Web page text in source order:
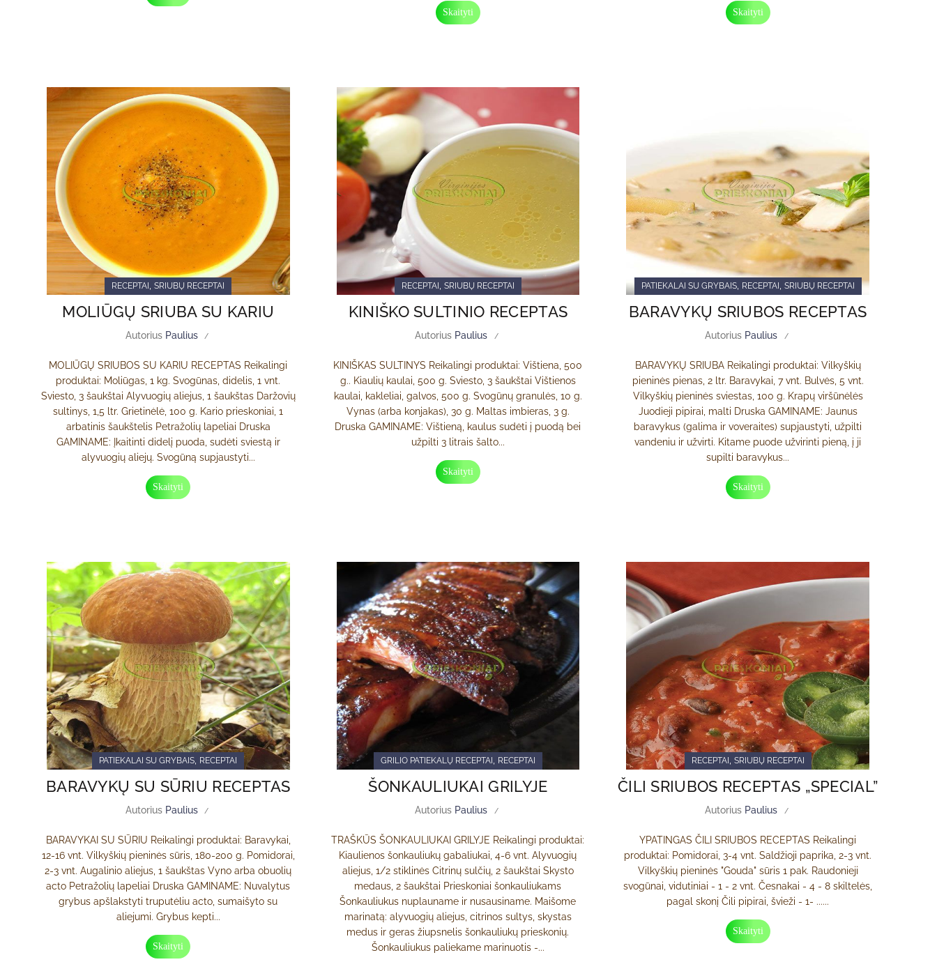
Skaityti Skaityti
RECEPTAI ,SRIUBŲ RECEPTAI
MOLIŪGŲ SRIUBA SU KARIU
Autorius Paulius
MOLIŪGŲ SRIUBOS SU KARIU RECEPTAS Reikalingi
produktai: Moliūgas, 1 kg. Svogūnas, didelis, 1 vnt.
Sviesto, 3 šaukštai Alyvuogių aliejus, 1 šaukštas Daržovių
sultinys, 1,5 ltr. Grietinėlė, 100 g. Kario prieskoniai, 1
arbatinis šaukštelis Petražolių lapeliai Druska
GAMINAME: Įkaitinti didelį puoda, sudėti sviestą ir
alyvuogių aliejų. Svogūną supjaustyti...
Skaityti
RECEPTAI SRIUBŲ RECEPTAI
KINIŠKO SULTINIO RECEPTAS
Autorius Paulius
KINIŠKAS SULTINYS Reikalingi produktai: Vištiena, 500
g.. Kiaulių kaulai, 500 g. Sviesto, 3 šaukštai Vištienos
kaulai, kakleliai, galvos, 500 g. Svogūnų granulės, 10 g.
Vynas (arba konjakas), 30 g. Maltas imbieras, 3 g.
Druska GAMINAME: Vištieną, kaulus sudėti į puodą bei
užpilti 3 litrais šalto...
Skaityti
PATIEKALAI SU GRYBAIS, RECEPTAI SRIUBŲ RECEPTAI
BARAVYKŲ SRIUBOS RECEPTAS
Autorius Paulius
BARAVYKŲ SRIUBA Reikalingi produktai: Vilkyškių
pieninės pienas, 2 ltr. Baravykai, 7 vnt. Bulvės, 5 vnt.
Vilkyškių pieninės sviestas, 100 g. Krapų viršūnėlės
Juodieji pipirai, malti Druska GAMINAME: Jaunus
baravykus (galima ir voveraites) supjaustyti, užpilti
vandeniu ir užvirti. Kitame puode užvirinti pieną, į ji
supilti baravykus...
Skaityti
PATIEKALAI SU GRYBAIS RECEPTAI
BARAVYKŲ SU SŪRIU RECEPTAS
Autorius Paulius
BARAVYKAI SU SŪRIU Reikalingi produktai: Baravykai,
12-16 vnt. Vilkyškių pieninės sūris, 180-200 g. Pomidorai,
2-3 vnt. Augalinio aliejus, 1 šaukštas Vyno arba obuolių
acto Petražolių lapeliai Druska GAMINAME: Nuvalytus
grybus apšlakstyti truputėliu acto, sumaišyto su
aliejumi. Grybus kepti...
Skaityti
GRILIO PATIEKALŲ RECEPTAI RECEPTAI
ŠONKAULIUKAI GRILYJE
Autorius Paulius
TRAŠKŪS ŠONKAULIUKAI GRILYJE Reikalingi produktai:
Kiaulienos šonkauliukų gabaliukai, 4-6 vnt. Alyvuogių
aliejus, 1/2 stiklinės Citrinų sulčių, 2 šaukštai Skysto
medaus, 2 šaukštai Prieskoniai šonkauliukams
Šonkauliukus nuplauname ir nusausiname. Maišome
marinatą: alyvuogių aliejus, citrinos sultys, skystas
medus ir geras žiupsnelis šonkauliukų prieskonių.
Šonkauliukus paliekame marinuotis -...
RECEPTAI SRIUBŲ RECEPTAI
ČILI SRIUBOS RECEPTAS „SPECIAL”
Autorius Paulius
YPATINGAS ČILI SRIUBOS RECEPTAS Reikalingi
produktai: Pomidorai, 3-4 vnt. Saldžioji paprika, 2-3 vnt.
Vilkyškių pieninės "Gouda" sūris 1 pak. Raudonieji
svogūnai, vidutiniai - 1 - 2 vnt. Česnakai - 4 - 8 skiltelės,
pagal skonį Čili pipirai, švieži - 1- ......
Skaityti